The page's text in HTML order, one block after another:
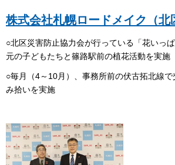
株式会社札幌ロードメイク（北
○北区災害防止協力会が行っている「花いっ
元の子どもたちと篠路駅前の植花活動を実施
○毎月（4～10月）、事務所前の伏古拓北線
み拾いを実施